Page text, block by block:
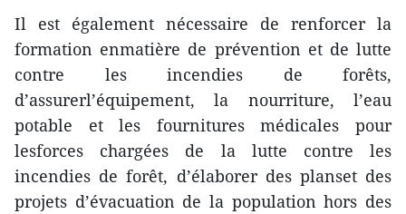
Il est également nécessaire de renforcer la
formation enmatière de prévention et de lutte
contre les incendies de forêts,
d’assurerl’équipement, la nourriture, l’eau
potable et les fournitures médicales pour
lesforces chargées de la lutte contre les
incendies de forêt, d’élaborer des planset des
projets d’évacuation de la population hors des